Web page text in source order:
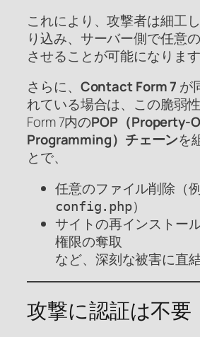
これにより、攻撃者は細工
り込み、サーバー側で任意
させることが可能になります
さらに、 Contact Form 7 が
れている場合は、この脆弱
Form 7内のPOP（Property-
Programming）チェーンを
とで、
任意のファイル削除（
config.php）
サイトの再インストー
権限の奪取
など、深刻な被害に直結
攻撃に認証は不要